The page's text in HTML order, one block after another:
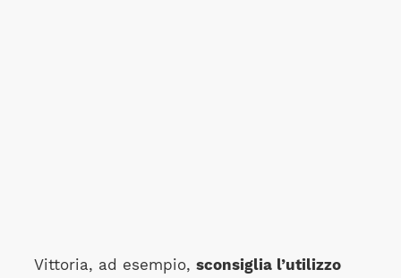
Vittoria, ad esempio, sconsiglia l’utilizzo